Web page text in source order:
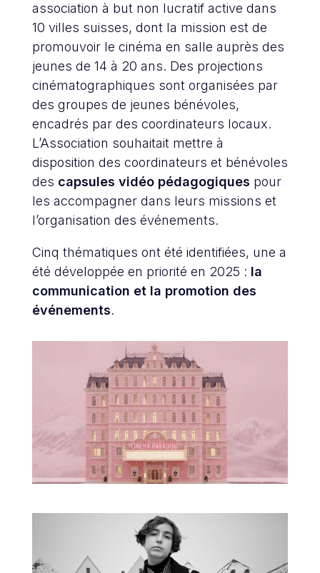
association à but non lucratif active dans
10 villes suisses, dont la mission est de
promouvoir le cinéma en salle auprès des
jeunes de 14 à 20 ans. Des projections
cinématographiques sont organisées par
des groupes de jeunes bénévoles,
encadrés par des coordinateurs locaux.
L’Association souhaitait mettre à
disposition des coordinateurs et bénévoles
des capsules vidéo pédagogiques pour
les accompagner dans leurs missions et
l’organisation des événements.
Cinq thématiques ont été identifiées, une a
été développée en priorité en 2025 : la
communication et la promotion des
événements.